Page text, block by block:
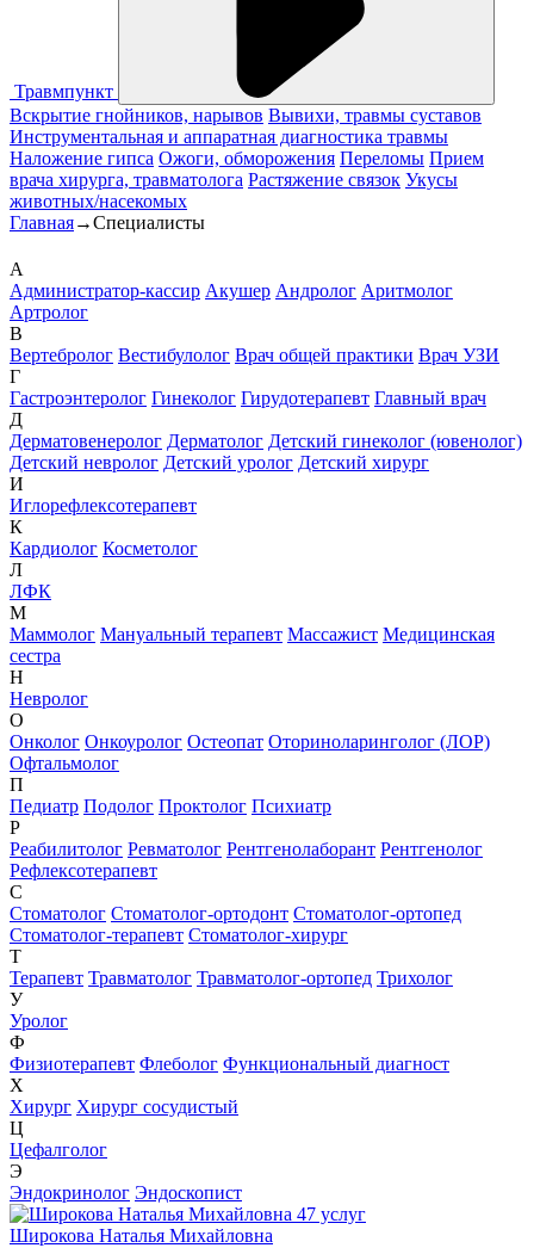
Травмпункт
Вскрытие гнойников, нарывов Вывихи, травмы суставов
Инструментальная и аппаратная диагностика травмы
Наложение гипса Ожоги, обморожения Переломы Прием
врача хирурга, травматолога Растяжение связок Укусы
животных/насекомых
Главная→Специалисты
А
Администратор-кассир Акушер Андролог Аритмолог
Артролог
В
Вертебролог Вестибулолог Врач общей практики Врач УЗИ
Г
Гастроэнтеролог Гинеколог Гирудотерапевт Главный врач
Д
Дерматовенеролог Дерматолог Детский гинеколог (ювенолог)
Детский невролог Детский уролог Детский хирург
И
Иглорефлексотерапевт
К
Кардиолог Косметолог
Л
ЛФК
М
Маммолог Мануальный терапевт Массажист Медицинская
сестра
Н
Невролог
О
Онколог Онкоуролог Остеопат Оториноларинголог (ЛОР)
Офтальмолог
П
Педиатр Подолог Проктолог Психиатр
Р
Реабилитолог Ревматолог Рентгенолаборант Рентгенолог
Рефлексотерапевт
С
Стоматолог Стоматолог-ортодонт Стоматолог-ортопед
Стоматолог-терапевт Стоматолог-хирург
Т
Терапевт Травматолог Травматолог-ортопед Трихолог
У
Уролог
Ф
Физиотерапевт Флеболог Функциональный диагност
Х
Хирург Хирург сосудистый
Ц
Цефалголог
Э
Эндокринолог Эндоскопист
47 услуг
Широкова Наталья Михайловна